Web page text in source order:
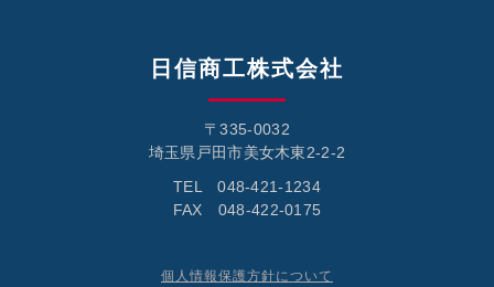
日信商工株式会社
〒335-0032
埼玉県戸田市美女木東2-2-2
TEL 048-421-1234
FAX 048-422-0175
個人情報保護方針について